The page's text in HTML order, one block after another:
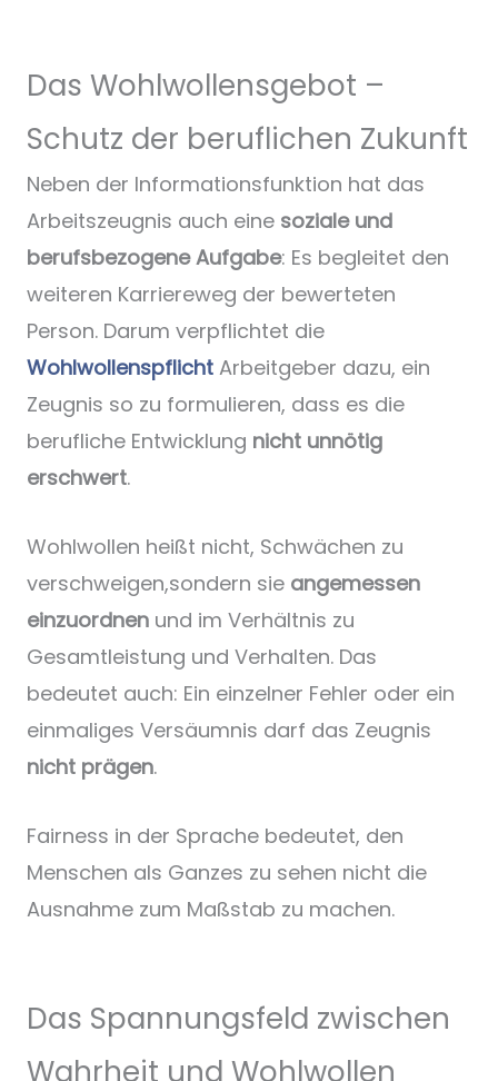
Das Wohlwollensgebot –
Schutz der beruflichen Zukunft
Neben der Informationsfunktion hat das
Arbeitszeugnis auch eine soziale und
berufsbezogene Aufgabe: Es begleitet den
weiteren Karriereweg der bewerteten
Person. Darum verpflichtet die
Wohlwollenspflicht Arbeitgeber dazu, ein
Zeugnis so zu formulieren, dass es die
berufliche Entwicklung nicht unnötig
erschwert.
Wohlwollen heißt nicht, Schwächen zu
verschweigen,sondern sie angemessen
einzuordnen und im Verhältnis zu
Gesamtleistung und Verhalten. Das
bedeutet auch: Ein einzelner Fehler oder ein
einmaliges Versäumnis darf das Zeugnis
nicht prägen.
Fairness in der Sprache bedeutet, den
Menschen als Ganzes zu sehen nicht die
Ausnahme zum Maßstab zu machen.
Das Spannungsfeld zwischen
Wahrheit und Wohlwollen